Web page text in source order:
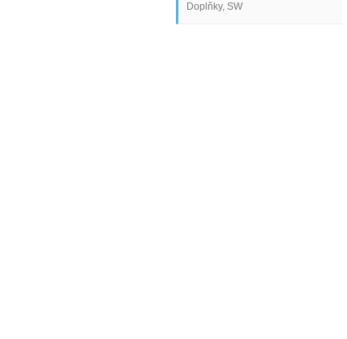
Doplňky, SW